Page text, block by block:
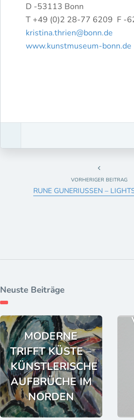
D -53113 Bonn
T +49 (0)2 28-77
kristina.thrien@bonn.de
www.kunstmuseum-bonn.de
VORHERIGER BEITRAG
RUNE GUNERIUSSEN –
Neuste Beiträge
MODERNE
TRIFFT KÜSTE –
KÜNSTLERISCHE
AUFBRÜCHE IM
NORDEN